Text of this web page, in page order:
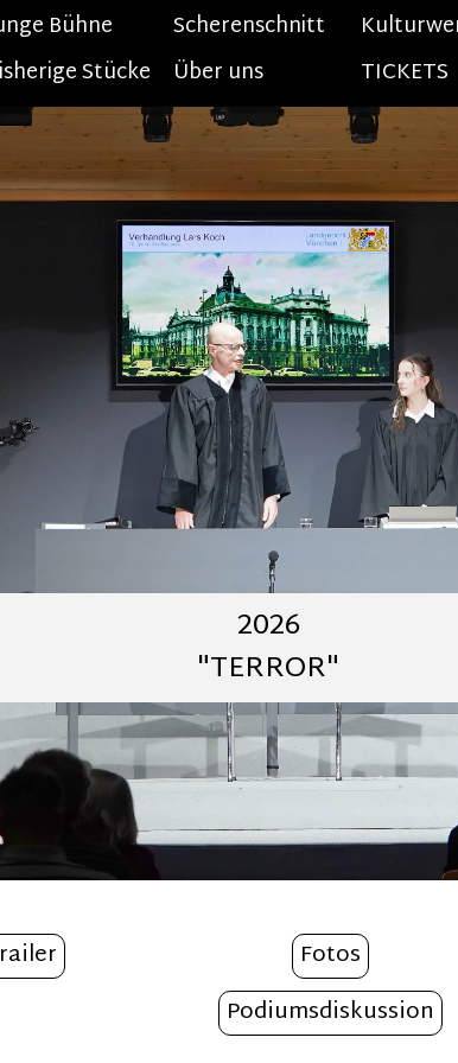
Menü überspringen
Bühne Scherenschnitt
Stücke
▼
Über uns TICKETS
2026
"TERROR"
Fotos
Podiumsdiskussion